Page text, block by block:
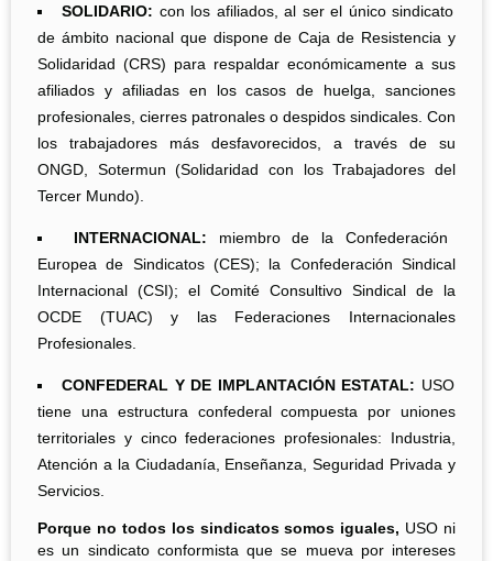
SOLIDARIO: con los afiliados, al ser el único sindicato
de ámbito nacional que dispone de Caja de Resistencia y
Solidaridad (CRS) para respaldar económicamente a sus
afiliados y afiliadas en los casos de huelga, sanciones
profesionales, cierres patronales o despidos sindicales. Con
los trabajadores más desfavorecidos, a través de su
ONGD, Sotermun (Solidaridad con los Trabajadores del
Tercer Mundo).
INTERNACIONAL: miembro de la Confederación
Europea de Sindicatos (CES); la Confederación Sindical
Internacional (CSI); el Comité Consultivo Sindical de la
OCDE (TUAC) y las Federaciones Internacionales
Profesionales.
CONFEDERAL Y DE IMPLANTACIÓN ESTATAL: USO
tiene una estructura confederal compuesta por uniones
territoriales y cinco federaciones profesionales: Industria,
Atención a la Ciudadanía, Enseñanza, Seguridad Privada y
Servicios.
Porque no todos los sindicatos somos iguales, USO ni
es un sindicato conformista que se mueva por intereses